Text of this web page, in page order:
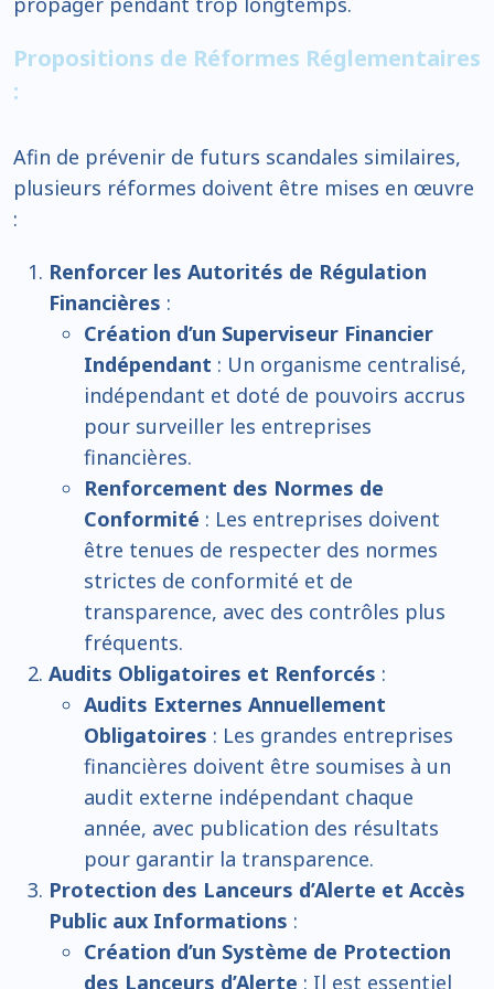
Propositions de Réformes Réglementaires
:
Afin de prévenir de futurs scandales similaires,
plusieurs réformes doivent être mises en œuvre
:
Renforcer les Autorités de Régulation
Financières :
Création d’un Superviseur Financier
Indépendant : Un organisme centralisé,
indépendant et doté de pouvoirs accrus
pour surveiller les entreprises
financières.
Renforcement des Normes de
Conformité : Les entreprises doivent
être tenues de respecter des normes
strictes de conformité et de
transparence, avec des contrôles plus
fréquents.
Audits Obligatoires et Renforcés :
Audits Externes Annuellement
Obligatoires : Les grandes entreprises
financières doivent être soumises à un
audit externe indépendant chaque
année, avec publication des résultats
pour garantir la transparence.
Protection des Lanceurs d’Alerte et Accès
Public aux Informations :
Création d’un Système de Protection
des Lanceurs d’Alerte : Il est essentiel